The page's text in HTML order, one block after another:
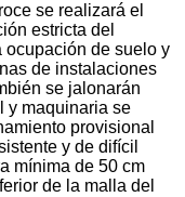
se realizará el
estricta del
ocupación de suelo y
de instalaciones
se jalonarán
y maquinaria se
provisional
y de difícil
mínima de 50 cm
de la malla del